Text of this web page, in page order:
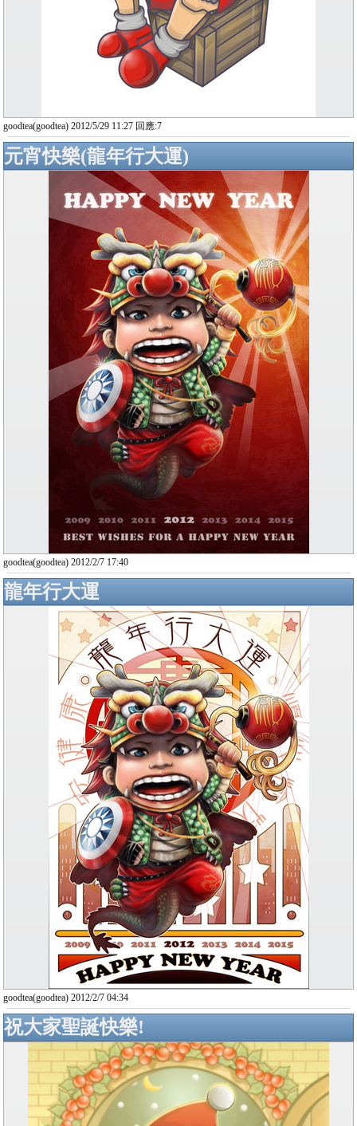
goodtea(goodtea) 2012/5/29 11:27 回應:7
元宵快樂(龍年行大運)
goodtea(goodtea) 2012/2/7 17:40
龍年行大運
goodtea(goodtea) 2012/2/7 04:34
祝大家聖誕快樂!